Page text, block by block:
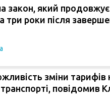
закон, який
три роки після
зміни тарифів
повідомив